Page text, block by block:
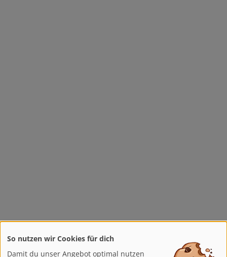
So nutzen wir Cookies für dich
Damit du unser Angebot optimal nutzen